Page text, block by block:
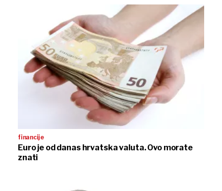
financije
Euro je od danas hrvatska valuta. Ovo morate
znati